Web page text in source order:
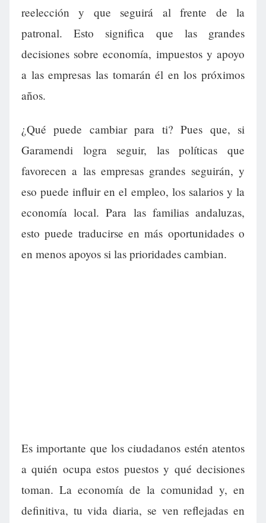
reelección y que seguirá al frente de la
patronal. Esto significa que las grandes
decisiones sobre economía, impuestos y apoyo
a las empresas las tomarán él en los próximos
años.
¿Qué puede cambiar para ti? Pues que, si
Garamendi logra seguir, las políticas que
favorecen a las empresas grandes seguirán, y
eso puede influir en el empleo, los salarios y la
economía local. Para las familias andaluzas,
esto puede traducirse en más oportunidades o
en menos apoyos si las prioridades cambian.
Es importante que los ciudadanos estén atentos
a quién ocupa estos puestos y qué decisiones
toman. La economía de la comunidad y, en
definitiva, tu vida diaria, se ven reflejadas en